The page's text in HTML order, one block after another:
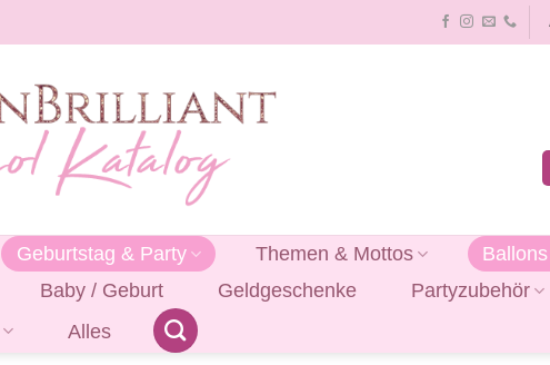
Geburtstag & Party Themen & Mottos
Ballons
Baby / Geburt Geldgeschenke
Partyzubehör
Alles